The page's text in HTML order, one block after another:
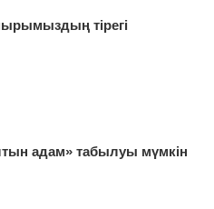
тірегі
адам» табылуы мүмкін